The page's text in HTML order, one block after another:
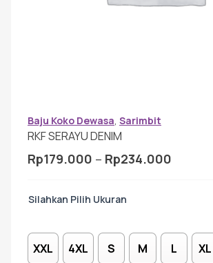
Hijab
Baju Koko Dewasa, Sarimbit
RKF SERAYU DENIM
Rp179.000 – Rp234.000
Ukuran
XXL 4XL S M L XL